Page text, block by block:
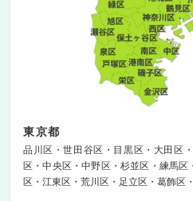
東京都
品川区 世田谷区 目黒区 大田区
区
中央区 中野区 杉並区 練馬区
区
江東区 荒川区 足立区 葛飾区